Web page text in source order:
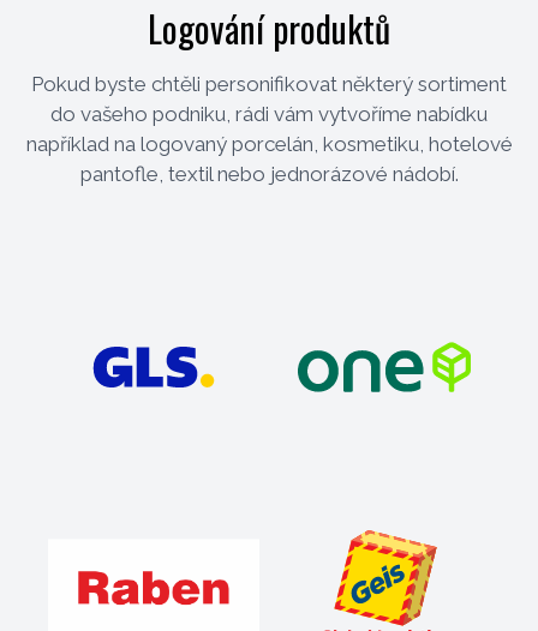
Logování produktů
Pokud byste chtěli personifikovat některý sortiment
do vašeho podniku, rádi vám vytvoříme nabídku
například na logovaný porcelán, kosmetiku, hotelové
pantofle, textil nebo jednorázové nádobí.